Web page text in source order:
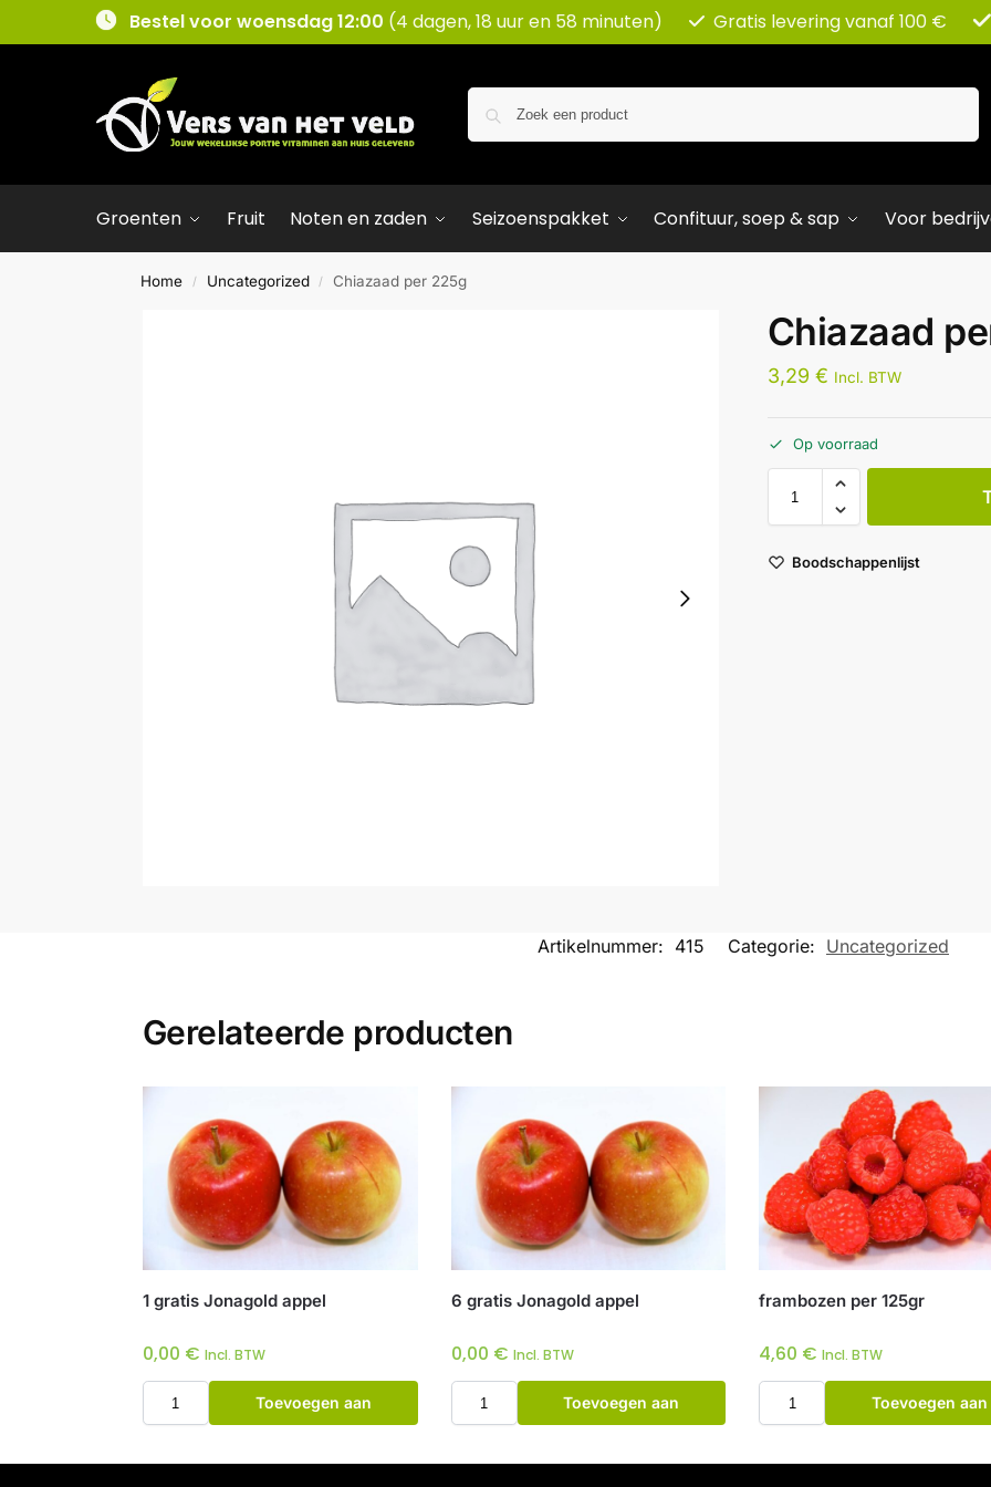
Bestel voor woensdag 12:00 (4 dagen, 18 uur en 58 minuten) Gratis levering vanaf 100 €
Groenten Fruit Noten en zaden Seizoenspakket Confituur, soep & sap Voor
Home / Uncategorized / Chiazaad per 225g
Chiazaad
3,29 € Incl. BTW
Op voorraad
Boodschappenlijst
Artikelnummer: 415 Categorie: Uncategorized
Gerelateerde producten
1 gratis Jonagold appel
0,00 € Incl. BTW
Toevoegen aan
6 gratis Jonagold appel
0,00 € Incl. BTW
Toevoegen aan
frambozen per 125gr
4,60 € Incl. BTW
Toevoegen aan